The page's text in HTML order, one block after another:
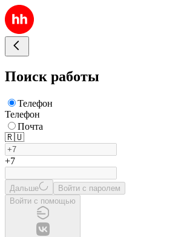
Поиск работы
Телефон
Телефон
Почта
🇷🇺
+7
Дальше
Войти с паролем
Войти с помощью